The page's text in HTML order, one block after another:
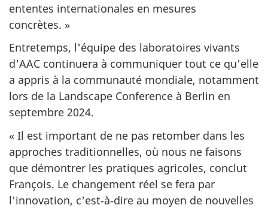
ententes internationales en mesures
concrètes. »
Entretemps, l'équipe des laboratoires vivants
d'AAC continuera à communiquer tout ce qu'elle
a appris à la communauté mondiale, notamment
lors de la Landscape Conference à Berlin en
septembre 2024.
« Il est important de ne pas retomber dans les
approches traditionnelles, où nous ne faisons
que démontrer les pratiques agricoles, conclut
François. Le changement réel se fera par
l'innovation, c'est‑à‑dire au moyen de nouvelles